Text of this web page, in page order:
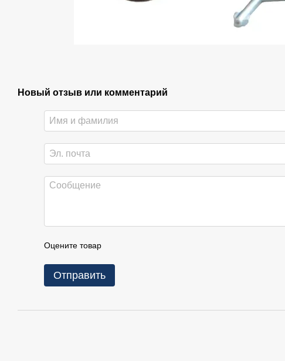
Новый отзыв или комментарий
Оцените товар
Отправить